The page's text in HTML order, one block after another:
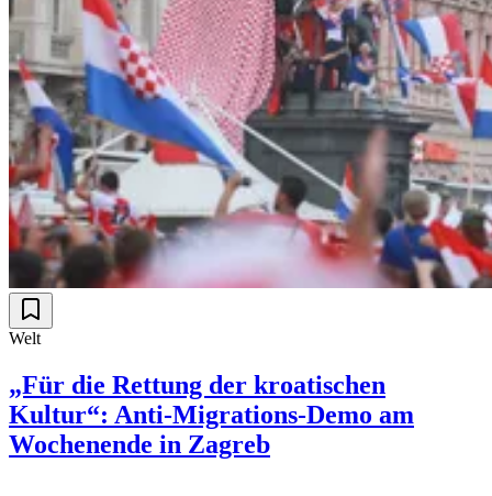
Welt
„Für die Rettung der kroatischen
Kultur“: Anti-Migrations-Demo am
Wochenende in Zagreb